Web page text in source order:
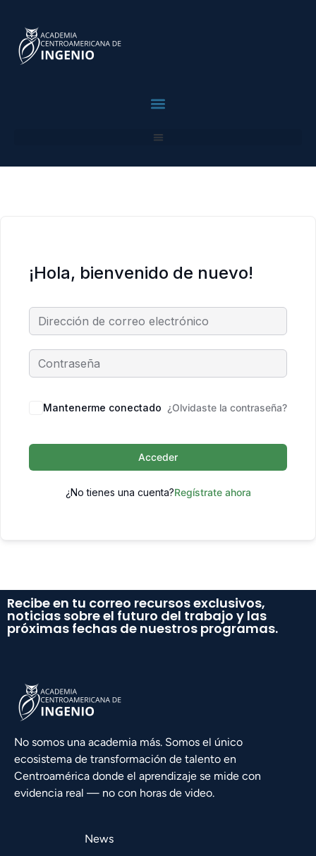
¡Hola, bienvenido de nuevo!
Mantenerme conectado ¿Olvidaste la contraseña?
Acceder
¿No tienes una cuenta?Regístrate ahora
Recibe en tu correo recursos exclusivos,
noticias sobre el futuro del trabajo y las
próximas fechas de nuestros programas.
No somos una academia más. Somos el único
ecosistema de transformación de talento en
Centroamérica donde el aprendizaje se mide con
evidencia real — no con horas de video.
News